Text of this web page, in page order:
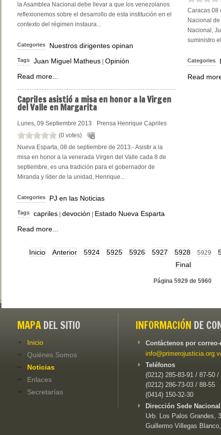
la Asamblea Nacional debe llevar a que los venezolanos
reflexionemos sobre el desarrollo de esta institución en el
contexto del régimen instaura...
Categories Nuestros dirigentes opinan
Tags Juan Miguel Matheus | Opinión
Read more...
Caracas 08
Nacional
Nacional,
suministro
Categories
Read
Caprilesasistió a misa en honor a la Virgen
del Valle en Margarita
Lunes, 09 Septiembre 2013
Prensa Henrique Capriles
(0 votes)
Nueva Esparta, 08 de septiembre de 2013.- Asistir a la
misa en honor a la venerada Virgen del Valle cada 8 de
septiembre, es una tradición para el gobernador de
Miranda y líder de la unidad, Henrique...
Categories PJ en las Noticias
Tags capriles devoción
Estado Nueva Esparta
Read more...
Inicio Anterior 5924 5925 5926 5927 5928 5929
Final
Página 5929 de 5960
MAPA DEL SITIO
Inicio
Quiénes Somos
Noticias
Enlaces
Secretarías
INFORMACIÓN DE
Contáctenos por
Teléfonos
(0212) 285-83-91 / 87-50 /
(0212) 286-73-03 / 88-55
(0414) 150-32-30
Dirección Sede
Urb. Los Palos Grandes,
Guillermo Villegas